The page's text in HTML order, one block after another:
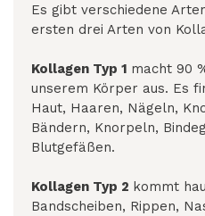
Es gibt verschiedene
ersten drei Arten von
Kollagen Typ 1 macht 90
unserem Körper aus. Es
Haut, Haaren, Nägeln,
Bändern, Knorpeln,
Blutgefäßen.
Kollagen Typ 2 kommt
Bandscheiben, Rippen,